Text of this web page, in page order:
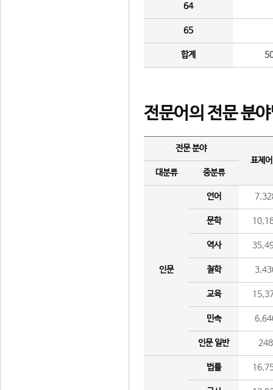
64
65
합계
전문어의 전문 분
전문 분야
표제
대분류
중분류
인문
언어
문학
역사
철학
교육
민속
인문 일반 248
법률